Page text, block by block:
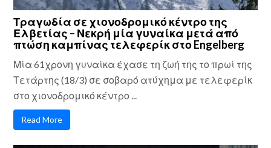
Τραγωδία σε χιονοδρομικό κέντρο της
Ελβετίας – Νεκρή μία γυναίκα μετά από
πτώση καμπίνας τελεφερίκ στο Engelberg
Μία 61χρονη γυναίκα έχασε τη ζωή της το πρωί της
Τετάρτης (18/3) σε σοβαρό ατύχημα με τελεφερίκ
στο χιονοδρομικό κέντρο ...
Read More